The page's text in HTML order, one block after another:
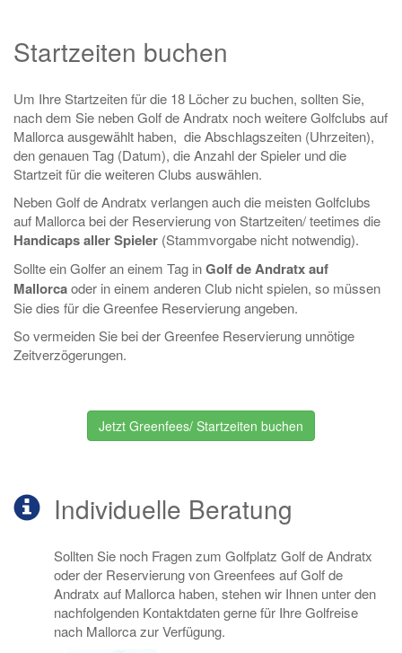
Startzeiten buchen
Um Ihre Startzeiten für die 18 Löcher zu buchen, sollten Sie,
nach dem Sie neben Golf de Andratx noch weitere Golfclubs auf
Mallorca ausgewählt haben, die Abschlagszeiten (Uhrzeiten),
den genauen Tag (Datum), die Anzahl der Spieler und die
Startzeit für die weiteren Clubs auswählen.
Neben Golf de Andratx verlangen auch die meisten Golfclubs
auf Mallorca bei der Reservierung von Startzeiten/ teetimes die
Handicaps aller Spieler (Stammvorgabe nicht notwendig).
Sollte ein Golfer an einem Tag inGolf de Andratx auf
Mallorcaoder in einem anderen Club nicht spielen, so müssen
Sie dies für die Greenfee Reservierung angeben.
So vermeiden Sie bei der Greenfee Reservierung unnötige
Zeitverzögerungen.
Jetzt Greenfees/ Startzeiten buchen
Individuelle Beratung
Sollten Sie noch Fragen zum Golfplatz Golf de Andratx
oder der Reservierung von Greenfees auf Golf de
Andratx auf Mallorca haben, stehen wir Ihnen unter den
nachfolgenden Kontaktdaten gerne für Ihre Golfreise
nach Mallorca zur Verfügung.